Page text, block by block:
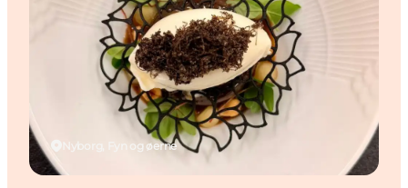
Overnatning
Book lokale oplevelser
Nyborg, Fyn og øerne